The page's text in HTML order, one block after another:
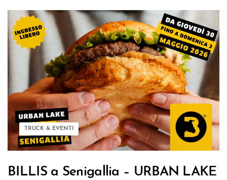
TRUCK & EVENTI
BILLIS a Senigallia – URBAN LAKE